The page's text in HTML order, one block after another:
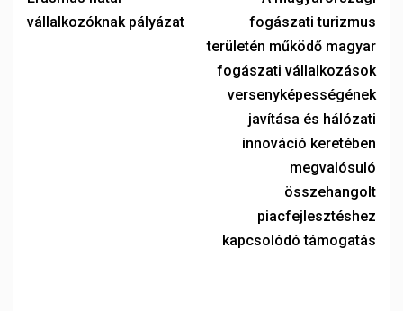
vállalkozóknak pályázat
fogászati turizmus
területén működő magyar
fogászati vállalkozások
versenyképességének
javítása és hálózati
innováció keretében
megvalósuló
összehangolt
piacfejlesztéshez
kapcsolódó támogatás